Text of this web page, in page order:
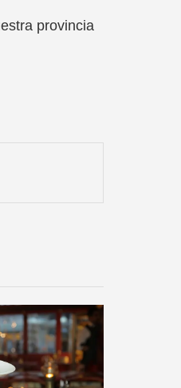
provincia